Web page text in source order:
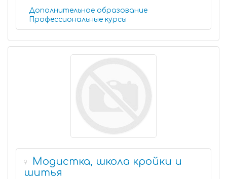
Дополнительное образование
Профессиональные курсы
9
Модистка, школа кройки и
шитья